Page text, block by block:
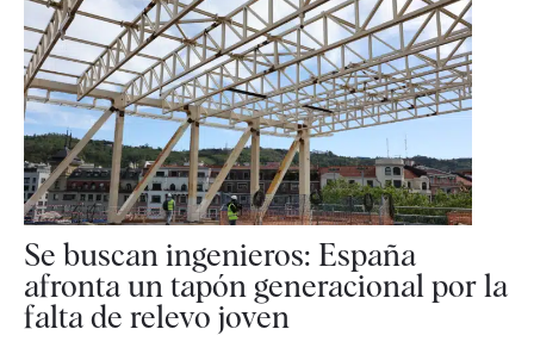
Se buscan ingenieros: España
afronta un tapón generacional por la
falta de relevo joven